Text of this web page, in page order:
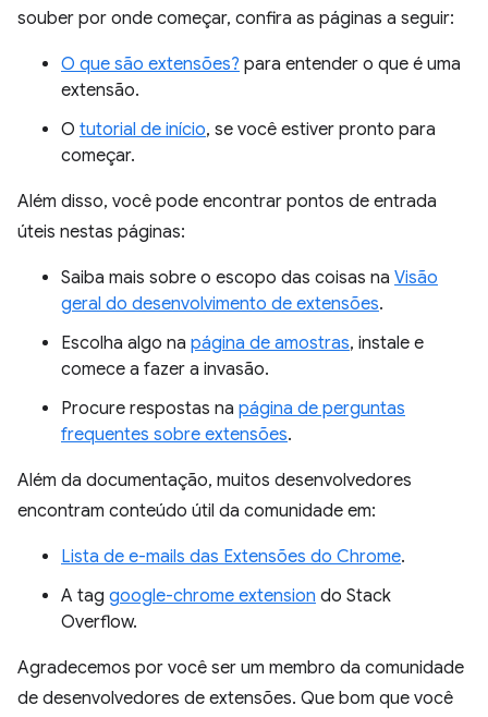
souber por onde começar, confira as páginas a seguir:
O que são extensões? para entender o que é uma
extensão.
O tutorial de início, se você estiver pronto para
começar.
Além disso, você pode encontrar pontos de entrada
úteis nestas páginas:
Saiba mais sobre o escopo das coisas na Visão
geral do desenvolvimento de extensões.
Escolha algo na página de amostras, instale e
comece a fazer a invasão.
Procure respostas na página de perguntas
frequentes sobre extensões.
Além da documentação, muitos desenvolvedores
encontram conteúdo útil da comunidade em:
Lista de e-mails das Extensões do Chrome.
A tag google-chrome extension do Stack
Overflow.
Agradecemos por você ser um membro da comunidade
de desenvolvedores de extensões. Que bom que você